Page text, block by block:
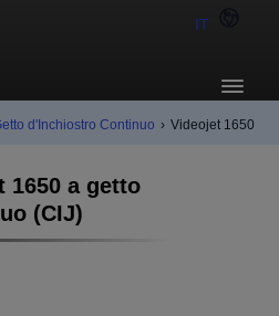
IT
d'Inchiostro Continuo › Videojet 1650
1650 a getto
(CIJ)